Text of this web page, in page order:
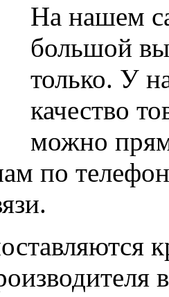
На нашем
большой
только. У
качество
можно
по